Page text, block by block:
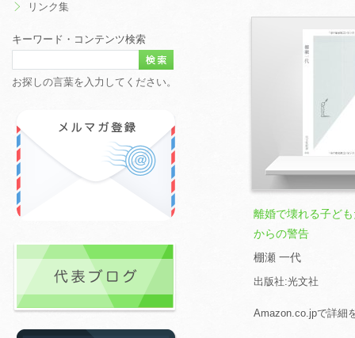
リンク集
キーワード・コンテンツ検索
お探しの言葉を入力してください。
離婚で壊れる子ど
からの警告
棚瀬 一代
出版社:光文社
Amazon.co.jpで詳細